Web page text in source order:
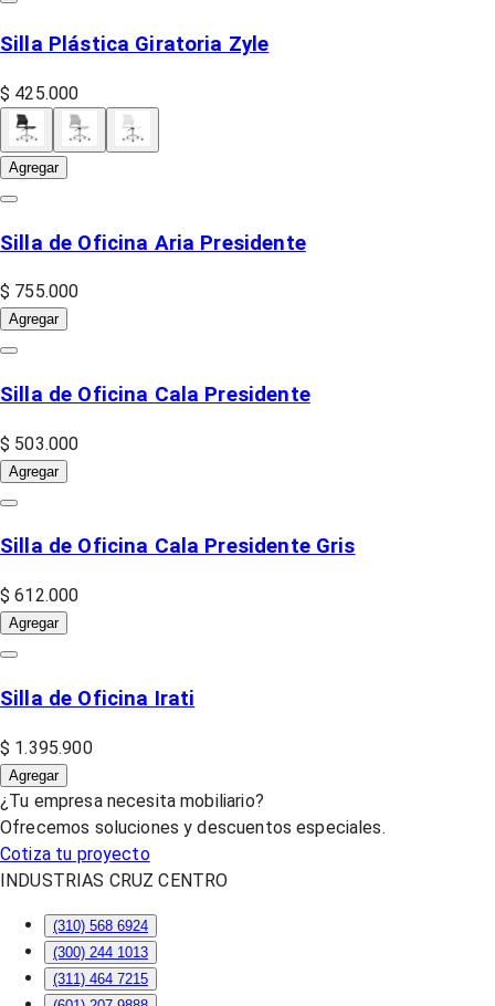
Silla Plástica Giratoria Zyle
$ 425.000
Agregar
Silla de Oficina Aria Presidente
$ 755.000
Agregar
Silla de Oficina Cala Presidente
$ 503.000
Agregar
Silla de Oficina Cala Presidente Gris
$ 612.000
Agregar
Silla de Oficina Irati
$ 1.395.900
Agregar
¿Tu empresa necesita mobiliario?
Ofrecemos soluciones y descuentos especiales.
Cotiza tu proyecto
INDUSTRIAS CRUZ CENTRO
(310) 568 6924
(300) 244 1013
(311) 464 7215